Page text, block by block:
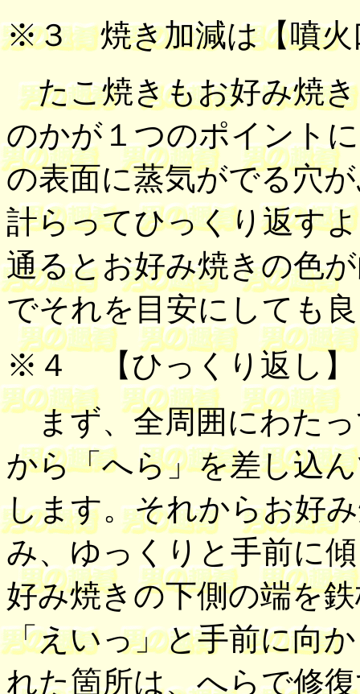
※３焼き加減は【噴
たこ焼きもお好み焼
のかが１つのポイント
の表面に蒸気がでる穴
計らってひっくり返す
通るとお好み焼きの色
でそれを目安にしても
※４
【ひっくり返し】
まず、全周囲にわたっ
から「へら」を差し込
します。それからお好
み、ゆっくりと手前に
好み焼きの下側の端を
「えいっ」と手前に向
れた箇所は、へらで修